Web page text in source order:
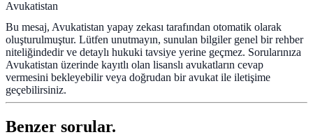
Avukatistan
Bu mesaj, Avukatistan yapay zekası tarafından otomatik olarak
oluşturulmuştur. Lütfen unutmayın, sunulan bilgiler genel bir rehber
niteliğindedir ve detaylı hukuki tavsiye yerine geçmez. Sorularınıza
Avukatistan üzerinde kayıtlı olan lisanslı avukatların cevap
vermesini bekleyebilir veya doğrudan bir avukat ile iletişime
geçebilirsiniz.
Benzer sorular.